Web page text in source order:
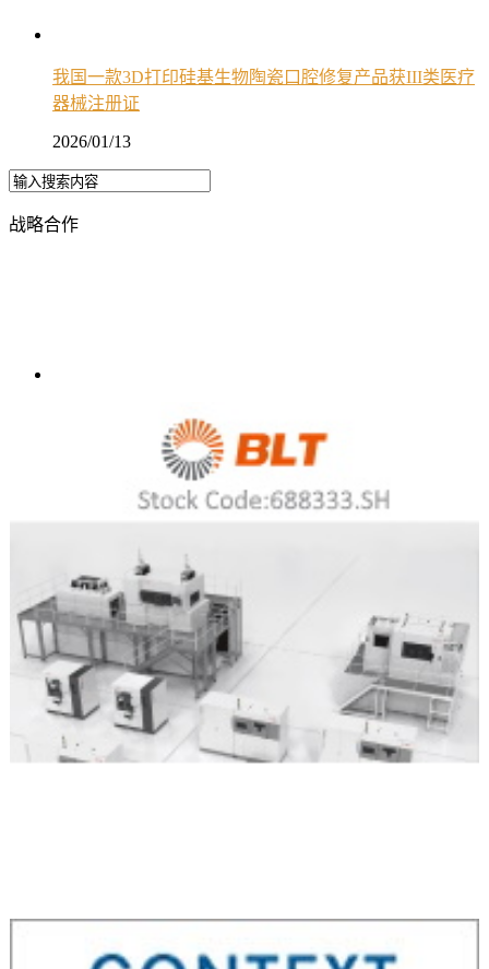
我国一款3D打印硅基生物陶瓷口腔修复产品获III类医疗
器械注册证
2026/01/13
战略合作